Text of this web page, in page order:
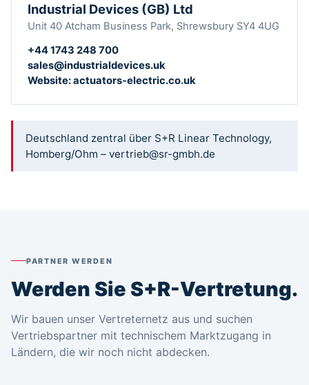
Industrial Devices (GB) Ltd
Unit 40 Atcham Business Park, Shrewsbury SY4 4UG
+44 1743 248 700
sales@industrialdevices.uk
Website: actuators-electric.co.uk
Deutschland zentral über S+R Linear Technology,
Homberg/Ohm – vertrieb@sr-gmbh.de
PARTNER WERDEN
Werden Sie S+R-Vertretung.
Wir bauen unser Vertreternetz aus und suchen
Vertriebspartner mit technischem Marktzugang in
Ländern, die wir noch nicht abdecken.